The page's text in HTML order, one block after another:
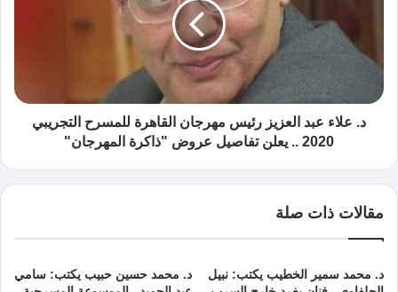
د. علاء عبد العزيز رئيس مهرجان القاهرة للمسرح التجريبي
2020 .. يعلن تفاصيل عروض "ذاكرة المهرجان"
مقالات ذات صلة
د. محمد سمير الخطيب يكتب: نبيل
د. محمد حسين حبيب يكتب: سامي